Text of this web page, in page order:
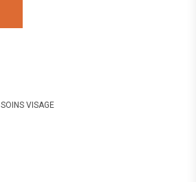
SOINS VISAGE